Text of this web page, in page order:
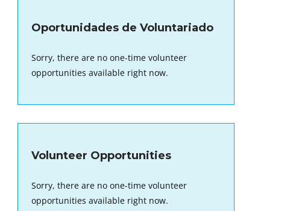
Oportunidades de Voluntariado
Sorry, there are no one-time volunteer
opportunities available right now.
Volunteer Opportunities
Sorry, there are no one-time volunteer
opportunities available right now.